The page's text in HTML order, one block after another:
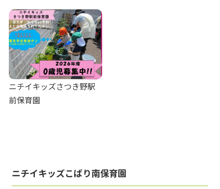
ニチイキッズさつき野駅
前保育園
ニチイキッズこばり南保育園